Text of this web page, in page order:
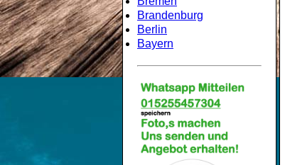
Brandenburg
Berlin
Bayern